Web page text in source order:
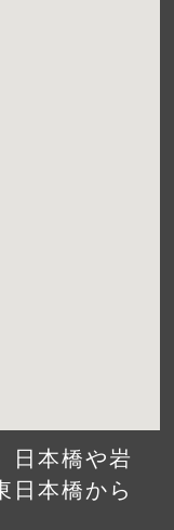
日本橋や岩
日本橋から